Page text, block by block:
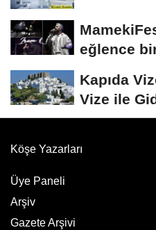
eğlence
Kapıda
Vize ile
Adaları
Köşe Yazarları
Üye Paneli
Arşiv
Gazete Arşivi